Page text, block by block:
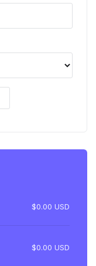
$0.00 USD
$0.00 USD